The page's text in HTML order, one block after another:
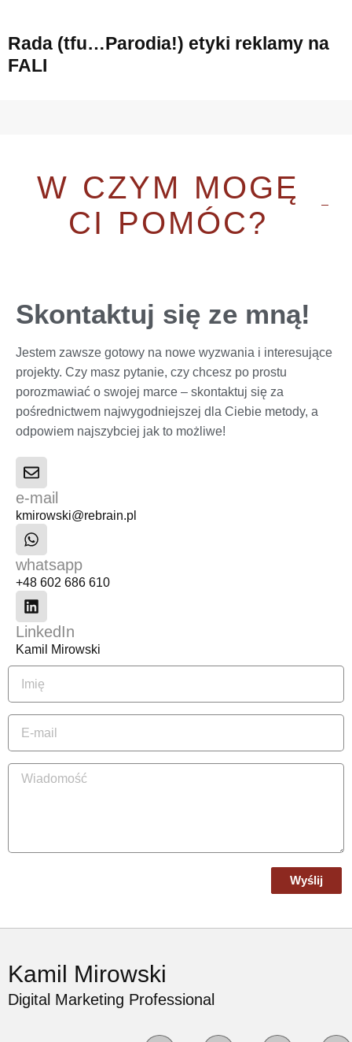
Rada (tfu…Parodia!) etyki reklamy na
FALI
W CZYM MOGĘ
CI POMÓC?
Skontaktuj się ze mną!
Jestem zawsze gotowy na nowe wyzwania i interesujące
projekty. Czy masz pytanie, czy chcesz po prostu
porozmawiać o swojej marce – skontaktuj się za
pośrednictwem najwygodniejszej dla Ciebie metody, a
odpowiem najszybciej jak to możliwe!
e-mail
kmirowski@rebrain.pl
whatsapp
+48 602 686 610
LinkedIn
Kamil Mirowski
Wyślij
Kamil Mirowski
Digital Marketing Professional